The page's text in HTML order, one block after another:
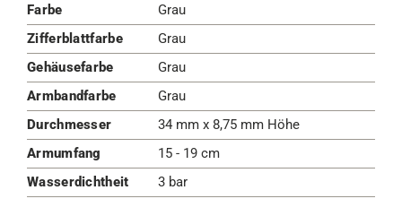
Farbe
Grau
Zifferblattfarbe
Grau
Gehäusefarbe
Grau
Armbandfarbe
Grau
Durchmesser
34 mm x 8,75 mm Höhe
Armumfang
15 - 19 cm
Wasserdichtheit
3 bar